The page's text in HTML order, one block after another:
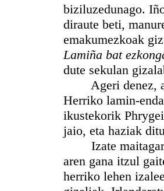
biziluzedunago.
diraute beti,
emakumezkoak
Lamiña bat
dute sekulan
Ageri denez,
Herriko lamin-
ikustekorik
jaio, eta haziak
Izate maitagarri
aren gana itzul
herriko lehen